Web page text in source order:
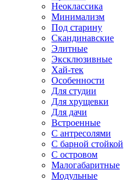
Неоклассика
Минимализм
Под старину
Скандинавские
Элитные
Эксклюзивные
Хай-тек
Особенности
Для студии
Для хрущевки
Для дачи
Встроенные
С антресолями
С барной стойкой
С островом
Малогабаритные
Модульные